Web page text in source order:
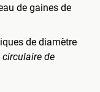
de gaines de
de diamètre
de